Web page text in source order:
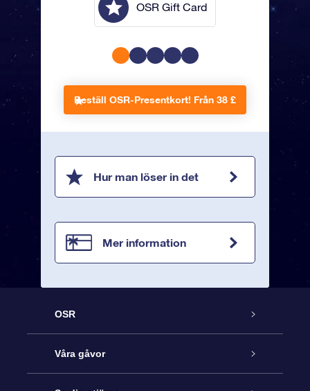
OSR Gift Card
Beställ OSR-Presentkort! Från 38 £
Hur man löser in det
Mer information
OSR
Kundtjänst
Våra gåvor